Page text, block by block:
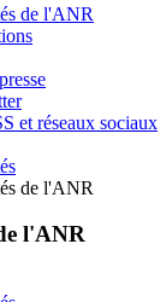
de l'ANR
et réseaux sociaux
de l'ANR
l'ANR